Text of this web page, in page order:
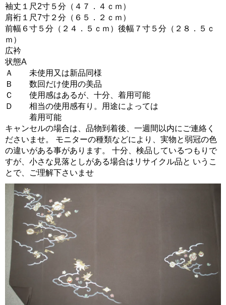
袖丈１尺2寸５分（４７．４ｃｍ）
肩裄１尺7寸２分（６５．２ｃｍ）
前幅６寸５分（２４．５ｃｍ）後幅７寸５分（２８．５ｃ
ｍ）
広衿
状態A
Ａ 未使用又は新品同様
Ｂ 数回だけ使用の美品
Ｃ 使用感はあるが、十分、着用可能
Ｄ 相当の使用感有り。用途によっては
着用可能
キャンセルの場合は、品物到着後、一週間以内にご連絡く
ださいませ。 モニターの種類などにより、実物と弱冠の色
の違いがある事があります。 十分、検品しているつもりで
すが、小さな見落としがある場合はリサイクル品と いうこ
とで、ご理解下さいませ